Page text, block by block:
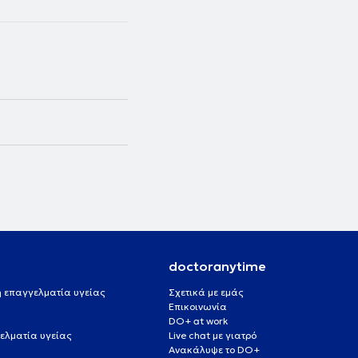
επαγγελματία υγείας
υγείας
doctoranytime
Σχετικά με εμάς
Επικοινωνία
DO+ at work
Live chat με γιατρό
Ανακάλυψε το DO+